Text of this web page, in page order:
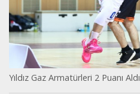
Yıldız Gaz Armatürleri 2 Puanı Aldı